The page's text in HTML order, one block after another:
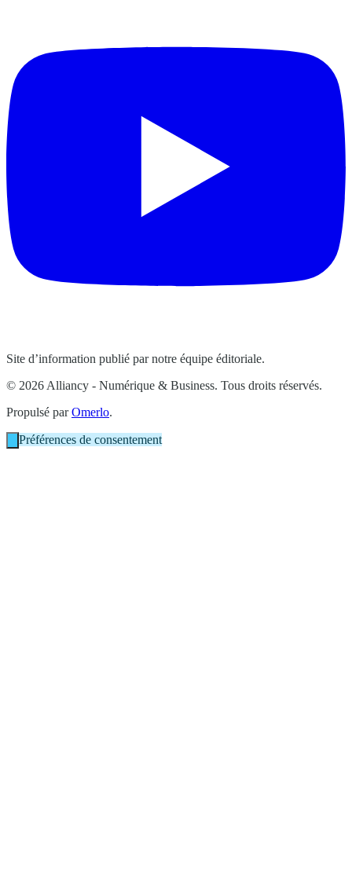
Site d’information publié par notre équipe éditoriale.
© 2026 Alliancy - Numérique & Business. Tous droits réservés.
Propulsé parOmerlo.
Préférences de consentement